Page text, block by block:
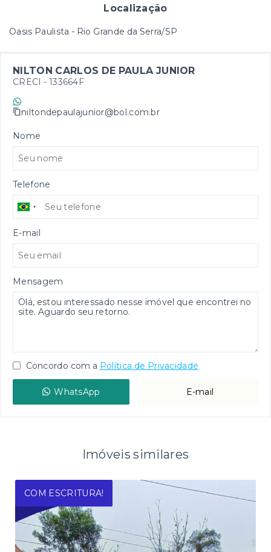
Localização
Oasis Paulista - Rio Grande da Serra/SP
NILTON CARLOS DE PAULA JUNIOR
CRECI - 133664F
niltondepaulajunior@bol.com.br
Nome
Telefone
E-mail
Mensagem
Concordo com a Política de Privacidade
WhatsApp E-mail
Imóveis similares
COM ESCRITURA!